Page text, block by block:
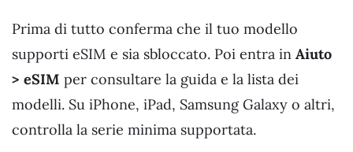
Prima di tutto conferma che il tuo modello
supporti eSIM e sia sbloccato. Poi entra in Aiuto
> eSIM per consultare la guida e la lista dei
modelli. Su iPhone, iPad, Samsung Galaxy o altri,
controlla la serie minima supportata.